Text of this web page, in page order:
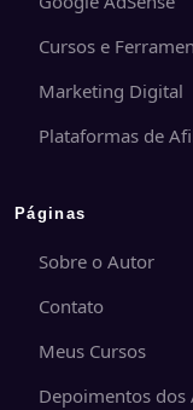
Cursos e
Marketing Digital
Plataformas de
Páginas
Sobre o Autor
Contato
Meus Cursos
Depoimentos dos